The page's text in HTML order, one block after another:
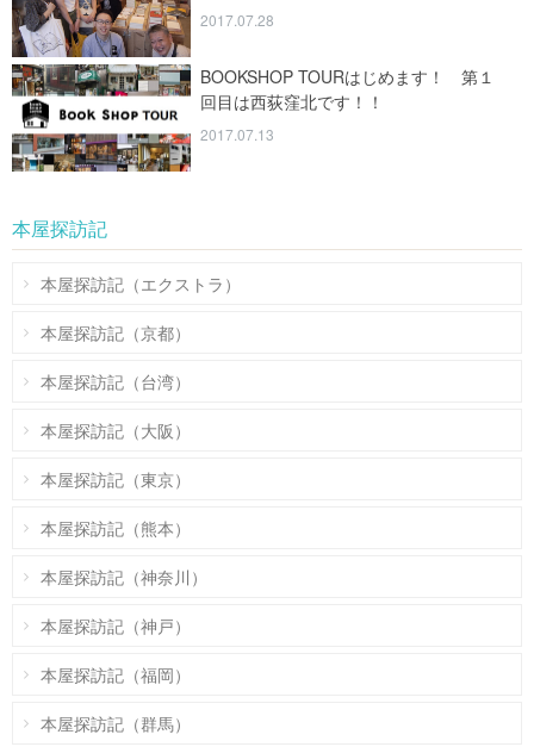
2017.07.28
BOOKSHOP TOURはじめます！ 第１
回目は西荻窪北です！！
2017.07.13
本屋探訪記
本屋探訪記（エクストラ）
本屋探訪記（京都）
本屋探訪記（台湾）
本屋探訪記（大阪）
本屋探訪記（東京）
本屋探訪記（熊本）
本屋探訪記（神奈川）
本屋探訪記（神戸）
本屋探訪記（福岡）
本屋探訪記（群馬）